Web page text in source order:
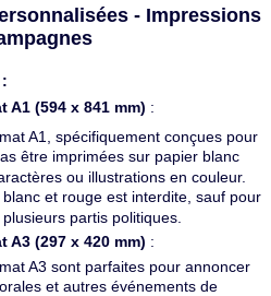
- Impressions
A1 (594 x 841 mm) :
A1, spécifiquement conçues pour
être imprimées sur papier blanc
ou illustrations en couleur.
et rouge est interdite, sauf pour
partis politiques.
A3 (297 x 420 mm) :
A3 sont parfaites pour annoncer
et autres événements de